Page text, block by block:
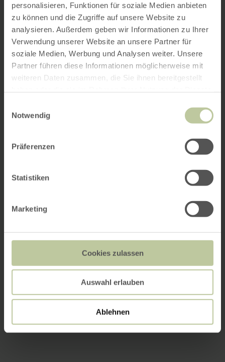
personalisieren, Funktionen für soziale Medien anbieten
zu können und die Zugriffe auf unsere Website zu
analysieren. Außerdem geben wir Informationen zu Ihrer
Verwendung unserer Website an unsere Partner für
soziale Medien, Werbung und Analysen weiter. Unsere
Partner führen diese Informationen möglicherweise mit
weiteren Daten zusammen, die Sie ihnen bereitgestellt
Notwendig
Präferenzen
Statistiken
Marketing
Cookies zulassen
Auswahl erlauben
Ablehnen